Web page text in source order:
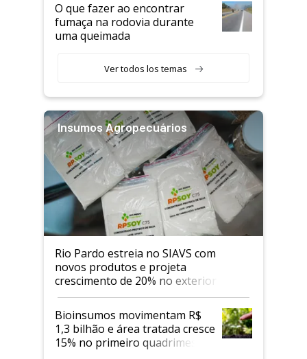
O que fazer ao encontrar
fumaça na rodovia durante
uma queimada
Ver todos los temas
Insumos Agropecuários
Rio Pardo estreia no SIAVS com
novos produtos e projeta
crescimento de 20% no exterior
Bioinsumos movimentam R$
1,3 bilhão e área tratada cresce
15% no primeiro quadrimestre